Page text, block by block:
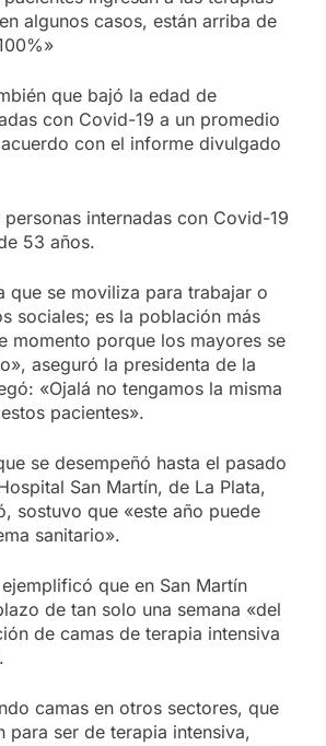
algunos casos, están arriba de
que bajó la edad de
con Covid-19 a un promedio
con el informe divulgado
internadas con Covid-19
53 años.
que se moviliza para trabajar o
sociales; es la población más
momento porque los mayores se
aseguró la presidenta de la
«Ojalá no tengamos la misma
pacientes».
se desempeñó hasta el pasado
San Martín, de La Plata,
sostuvo que «este año puede
sanitario».
que en San Martín
de tan solo una semana «del
de camas de terapia intensiva
camas en otros sectores, que
para ser de terapia intensiva,